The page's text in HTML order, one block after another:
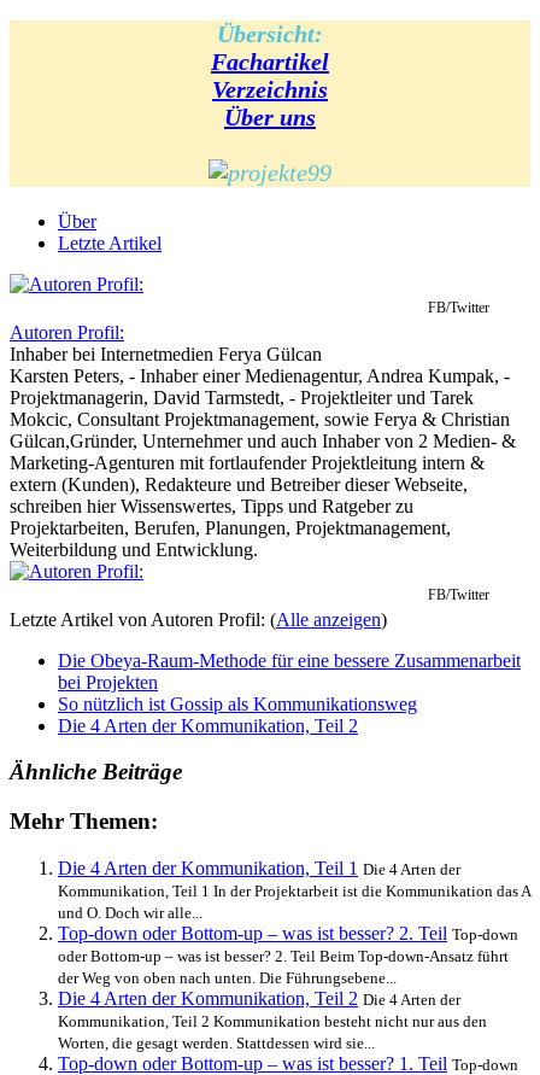
Übersicht:
Fachartikel
Verzeichnis
Über uns
Über
Letzte Artikel
FB/Twitter
Autoren Profil:
Inhaberbei Internetmedien Ferya Gülcan
Karsten Peters, - Inhaber einer Medienagentur, Andrea Kumpak, -
Projektmanagerin, David Tarmstedt, - Projektleiter und Tarek
Mokcic, Consultant Projektmanagement, sowie Ferya & Christian
Gülcan,Gründer, Unternehmer und auch Inhaber von 2 Medien- &
Marketing-Agenturen mit fortlaufender Projektleitung intern &
extern (Kunden), Redakteure und Betreiber dieser Webseite,
schreiben hier Wissenswertes, Tipps und Ratgeber zu
Projektarbeiten, Berufen, Planungen, Projektmanagement,
Weiterbildung und Entwicklung.
FB/Twitter
Letzte Artikel von Autoren Profil: (Alle anzeigen)
Die Obeya-Raum-Methode für eine bessere Zusammenarbeit
bei Projekten
So nützlich ist Gossip als Kommunikationsweg
Die 4 Arten der Kommunikation, Teil 2
Ähnliche Beiträge
Mehr Themen:
Die 4 Arten der Kommunikation, Teil 1 Die 4 Arten der
Kommunikation, Teil 1 In der Projektarbeit ist die Kommunikation das A
und O. Doch wir alle...
Top-down oder Bottom-up – was ist besser? 2. Teil Top-down
oder Bottom-up – was ist besser? 2. Teil Beim Top-down-Ansatz führt
der Weg von oben nach unten. Die Führungsebene...
Die 4 Arten der Kommunikation, Teil 2 Die 4 Arten der
Kommunikation, Teil 2 Kommunikation besteht nicht nur aus den
Worten, die gesagt werden. Stattdessen wird sie...
Top-down oder Bottom-up – was ist besser? 1. Teil Top-down